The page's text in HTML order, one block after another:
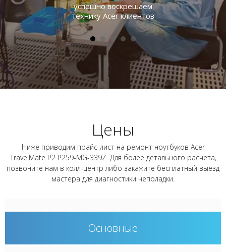
успешно воскрешаем
технику Acer клиентов
Цены
Ниже приводим прайс-лист на ремонт ноутбуков Acer
TravelMate P2 P259-MG-339Z. Для более детального расчета,
позвоните нам в колл-центр либо закажите бесплатный выезд
мастера для диагностики неполадки.
Основные